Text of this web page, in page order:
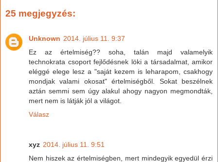
25 megjegyzés:
Unknown 2014. július 11. 9:37
Ez az értelmiség?? soha, talán majd valamelyik
technokrata csoport fejlődésnek löki a társadalmat, amikor
eléggé elege lesz a "saját kezem is leharapom, csakhogy
mondjak valami okosat" értelmiségből. Sokat beszélnek
aztán semmi sem úgy alakul ahogy nagyon megmondták,
mert nem is látják jól a világot.
Válasz
xyz 2014. július 11. 9:51
Nem hiszek az értelmiségben, mert mindegyik egyedül érzi